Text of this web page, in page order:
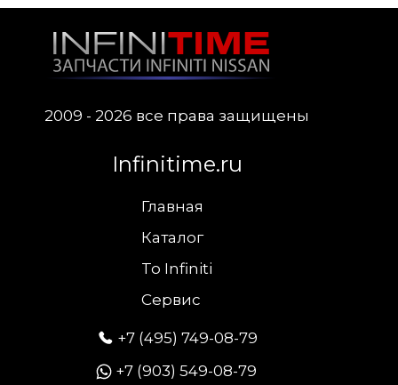
2009 - 2026 все права защищены
Infinitime.ru
Главная
Каталог
To Infiniti
Сервис
+7 (495) 749-08-79
+7 (903) 549-08-79